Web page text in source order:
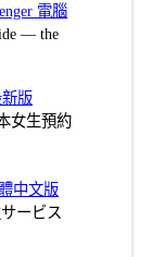
電腦
— the
版
女生預約
中文版
ービス